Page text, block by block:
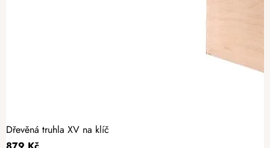
Dřevěná truhla XV na klíč